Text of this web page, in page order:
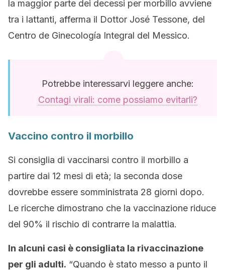
la maggior parte dei decessi per morbillo avviene
tra i lattanti, afferma il Dottor José Tessone, del
Centro de Ginecología Integral del Messico.
Potrebbe interessarvi leggere anche:
Contagi virali: come possiamo evitarli?
Vaccino contro il morbillo
Si consiglia di vaccinarsi contro il morbillo a
partire dai 12 mesi di età; la seconda dose
dovrebbe essere somministrata 28 giorni dopo.
Le ricerche dimostrano che la vaccinazione riduce
del 90% il rischio di contrarre la malattia.
In alcuni casi è consigliata la rivaccinazione
per gli adulti. “Quando è stato messo a punto il